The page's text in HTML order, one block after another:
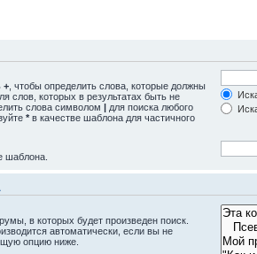
+ , чтобы определить слова, которые должны
слов, которых в результатах быть не
слова символом | для поиска любого
* в качестве шаблона для частичного
шаблона.
в которых будет произведен поиск.
автоматически, если вы не
опцию ниже.